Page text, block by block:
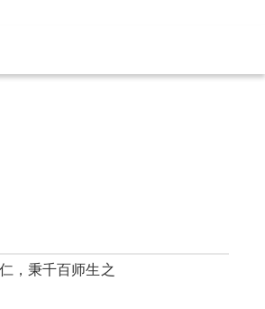
，秉千百师生之